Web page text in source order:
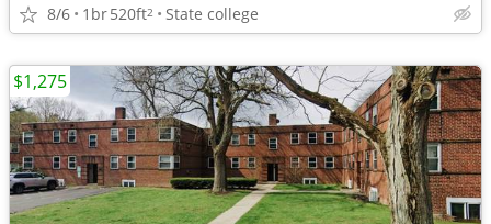
8/6 1br520ft2 State college
$1,275